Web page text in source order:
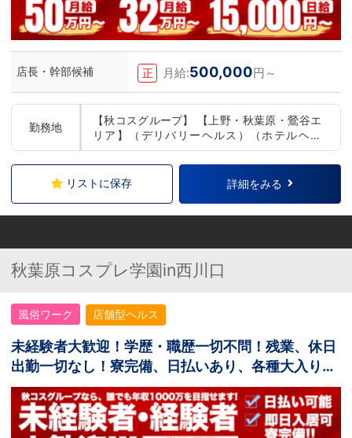
店長・幹部候補 正 月給:500,000円～
勤務地
【秋コスグループ】 【上野・秋葉原・鶯谷エ
リア】（デリバリーヘルス）（ホテルヘル
ス） 【品川・五反田エリア】（デリバリーヘ
ルス） 【小岩・錦糸町エリア】（店舗型ヘル
ス）（デリバリーヘルス） 【西川口エリア】
人の希望に沿わない店舗異動や頻繁な店舗異
リストに保存 詳細をみる
秋葉原コスプレ学園in西川口
風俗ワーク 店舗型ヘルス
未経験者大歓迎！学歴・職歴一切不問！残業、休日
出勤一切なし！寮完備、日払いあり、各種大入り手
当あり！